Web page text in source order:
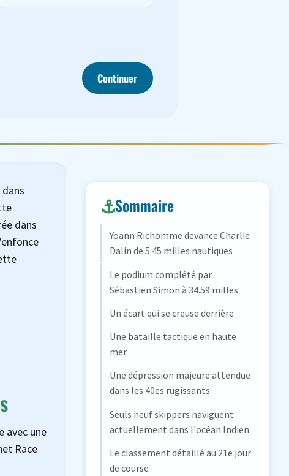
Continuer
dans
avec une
Race
Sommaire
Yoann Richomme devance Charlie
Dalin de 5.45 milles nautiques
Le podium complété par
Sébastien Simon à 34.59 milles
Un écart qui se creuse derrière
Une bataille tactique en haute
mer
Une dépression majeure attendue
dans les 40es rugissants
Seuls neuf skippers naviguent
actuellement dans l'océan Indien
Le classement détaillé au 21e jour
de course